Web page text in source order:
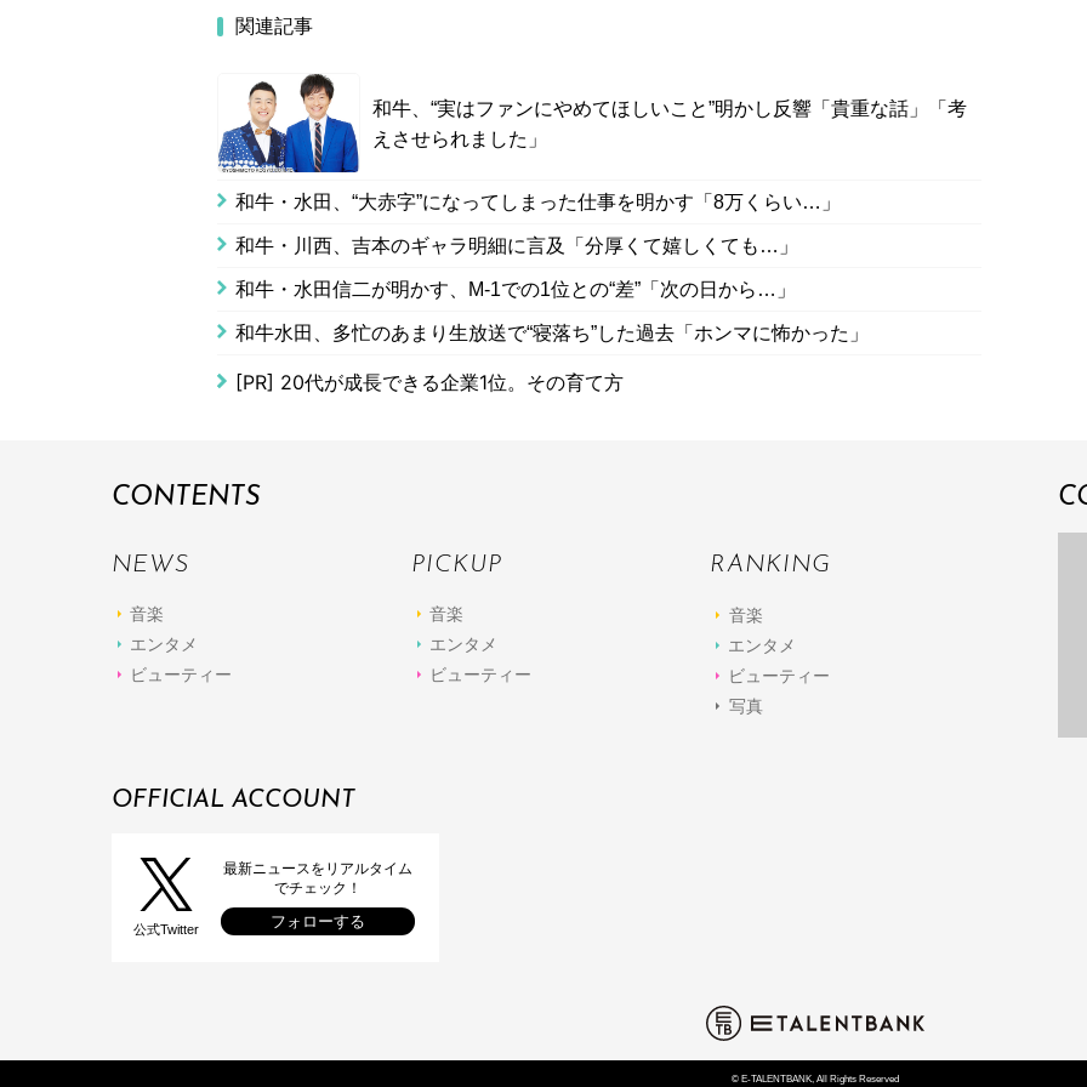
関連記事
和牛、“実はファンにやめてほしいこと”明かし反響「貴重な話」「考
えさせられました」
和牛・水田、“大赤字”になってしまった仕事を明かす「8万くらい…」
和牛・川西、吉本のギャラ明細に言及「分厚くて嬉しくても…」
和牛・水田信二が明かす、M-1での1位との“差”「次の日から…」
和牛水田、多忙のあまり生放送で“寝落ち”した過去「ホンマに怖かった」
[PR] 20代が成長できる企業1位。その育て方
CONTENTS
NEWS
音楽
エンタメ
ビューティー
PICKUP
音楽
エンタメ
ビューティー
RANKING
音楽
エンタメ
ビューティー
写真
OFFICIAL ACCOUNT
公式Twitter
最新ニュースをリアルタイム
でチェック！
フォローする
© E-TALENTBANK, All Rights Reserved